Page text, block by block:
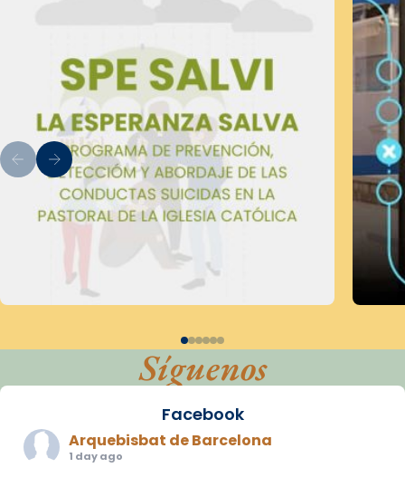
Síguenos
Facebook
Arquebisbat de Barcelona
1 day ago